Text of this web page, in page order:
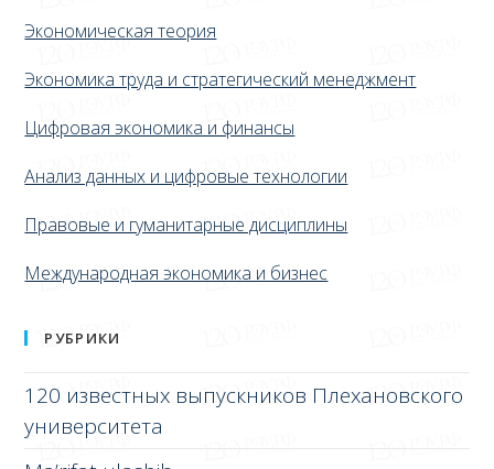
Экономическая теория
Экономика труда и стратегический менеджмент
Цифровая экономика и финансы
Анализ данных и цифровые технологии
Правовые и гуманитарные дисциплины
Международная экономика и бизнес
РУБРИКИ
120 известных выпускников Плехановского
университета